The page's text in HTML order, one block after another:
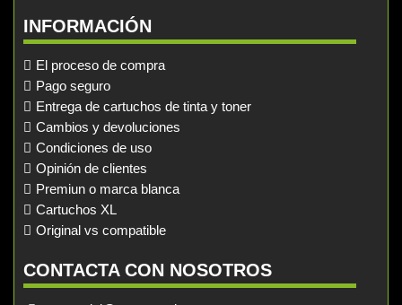
INFORMACIÓN
El proceso de compra
Pago seguro
Entrega de cartuchos de tinta y toner
Cambios y devoluciones
Condiciones de uso
Opinión de clientes
Premiun o marca blanca
Cartuchos XL
Original vs compatible
CONTACTA CON NOSOTROS